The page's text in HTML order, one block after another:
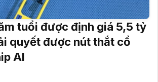
tuổi được định giá 5,5 tỷ
quyết được nút thắt cổ
AI